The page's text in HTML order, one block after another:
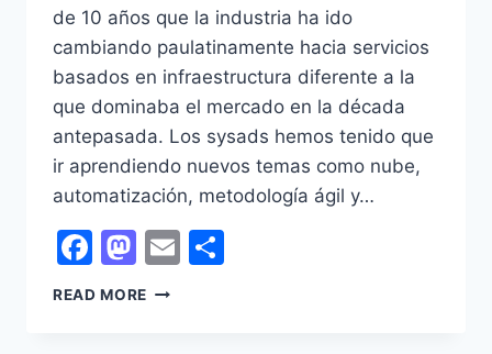
de 10 años que la industria ha ido
cambiando paulatinamente hacia servicios
basados en infraestructura diferente a la
que dominaba el mercado en la década
antepasada. Los sysads hemos tenido que
ir aprendiendo nuevos temas como nube,
automatización, metodología ágil y…
Facebook
Mastodon
Email
READ MORE SYSADMIN